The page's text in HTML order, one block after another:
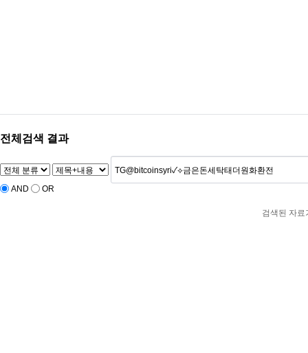
전체검색 결과
AND OR
검색된 자료